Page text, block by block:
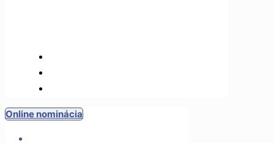
Online nominácia